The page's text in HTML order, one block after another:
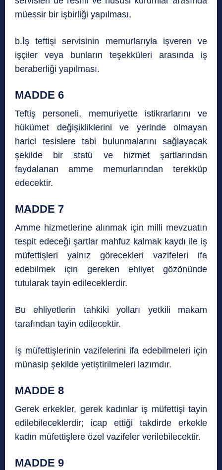
müessir bir işbirliği yapılması,
b.İş teftişi servisinin memurlarıyla işveren ve
işçiler veya bunların teşekküleri arasında iş
beraberliği yapılması.
MADDE 6
Teftiş personeli, memuriyette istikrarlarını ve
hükümet değişikliklerini ve yerinde olmayan
harici tesislere tabi bulunmalarını sağlayacak
şekilde bir statü ve hizmet şartlarından
faydalanan amme memurlarından terekküp
edecektir.
MADDE 7
Amme hizmetlerine alınmak için milli mevzuatın
tespit edeceği şartlar mahfuz kalmak kaydı ile iş
müfettişleri yalnız görecekleri vazifeleri ifa
edebilmek için gereken ehliyet gözönünde
tutularak tayin edileceklerdir.
Bu ehliyetlerin tahkiki yolları yetkili makam
tarafından tayin edilecektir.
İş müfettişlerinin vazifelerini ifa edebilmeleri için
münasip şekilde yetiştirilmeleri lazımdır.
MADDE 8
Gerek erkekler, gerek kadınlar iş müfettişi tayin
edilebileceklerdir; icap ettiği takdirde erkekle
kadın müfettişlere özel vazifeler verilebilecektir.
MADDE 9